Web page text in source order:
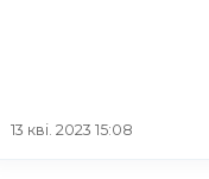
13 кві. 2023 15:08